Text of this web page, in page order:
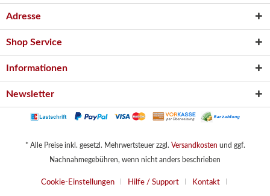
Adresse
Shop Service
Informationen
Newsletter
* Alle Preise inkl. gesetzl. Mehrwertsteuer zzgl. Versandkosten und ggf.
Nachnahmegebühren, wenn nicht anders beschrieben
Cookie-Einstellungen Hilfe / Support Kontakt